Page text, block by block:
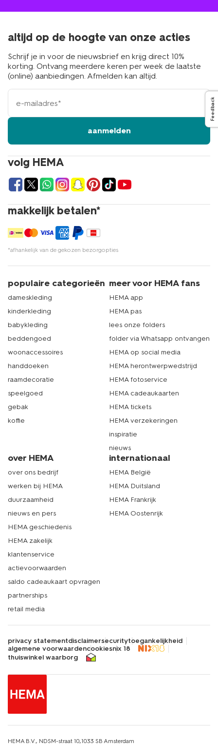
volg HEMA
makkelijk betalen*
*afhankelijk van de gekozen bezorgopties
altijd op de hoogte van onze acties
Schrijf je in voor de nieuwsbrief en krijg direct 10%
korting. Ontvang meerdere keren per week de laatste
(online) aanbiedingen. Afmelden kan altijd.
e-
mailadres
aanmelden
populaire categorieën
dameskleding
kinderkleding
babykleding
beddengoed
woonaccessoires
handdoeken
raamdecoratie
speelgoed
gebak
koffie
meer voor HEMA fans
HEMA app
HEMA pas
lees onze folders
folder via Whatsapp ontvangen
HEMA op social media
HEMA herontwerpwedstrijd
HEMA fotoservice
HEMA cadeaukaarten
HEMA tickets
HEMA verzekeringen
inspiratie
nieuws
over HEMA
over ons bedrijf
werken bij HEMA
duurzaamheid
nieuws en pers
HEMA geschiedenis
HEMA zakelijk
klantenservice
actievoorwaarden
saldo cadeaukaart opvragen
partnerships
retail media
internationaal
HEMA België
HEMA Duitsland
HEMA Frankrijk
HEMA Oostenrijk
privacy statementdisclaimersecuritytoegankelijkheid
algemene voorwaardencookiesnix 18
thuiswinkel waarborg
HEMA B.V., NDSM-straat 10,1033 SB Amsterdam
Feedback